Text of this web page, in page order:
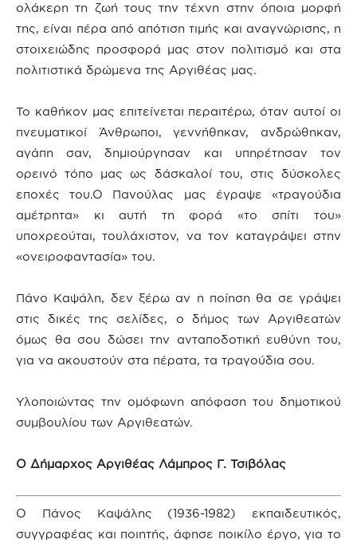
ολάκερη τη ζωή τους την τέχνη στην όποια μορφή
της, είναι πέρα από απότιση τιμής και αναγνώρισης, η
στοιχειώδης προσφορά μας στον πολιτισμό και στα
πολιτιστικά δρώμενα της Αργιθέας μας.
Το καθήκον μας επιτείνεται περαιτέρω, όταν αυτοί οι
πνευματικοί Άνθρωποι, γεννήθηκαν, ανδρώθηκαν,
αγάπη σαν, δημιούργησαν και υπηρέτησαν τον
ορεινό τόπο μας ως δάσκαλοί του, στις δύσκολες
εποχές του.Ο Πανούλας μας έγραψε «τραγούδια
αμέτρητα» κι αυτή τη φορά «το σπίτι του»
υποχρεούται, τουλάχιστον, να τον καταγράψει στην
«ονειροφαντασία» του.
Πάνο Καψάλη, δεν ξέρω αν η ποίηση θα σε γράψει
στις δικές της σελίδες, ο δήμος των Αργιθεατών
όμως θα σου δώσει την ανταποδοτική ευθύνη του,
για να ακουστούν στα πέρατα, τα τραγούδια σου.
Υλοποιώντας την ομόφωνη απόφαση του δημοτικού
συμβουλίου των Αργιθεατών.
Ο Δήμαρχος Αργιθέας Λάμπρος Γ. Τσιβόλας
Ο Πάνος Καψάλης (1936-1982) εκπαιδευτικός,
συγγραφέας και ποιητής, άφησε ποικίλο έργο, για το